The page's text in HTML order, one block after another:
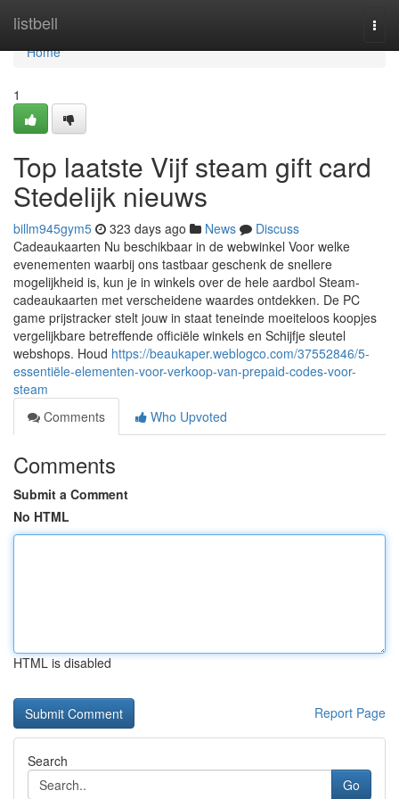
listbell
Home
Home
1
Top laatste Vijf steam gift card
Stedelijk nieuws
billm945gym5 323 days ago News
Discuss
Cadeaukaarten Nu beschikbaar in de webwinkel Voor welke
evenementen waarbij ons tastbaar geschenk de snellere
mogelijkheid is, kun je in winkels over de hele aardbol Steam-
cadeaukaarten met verscheidene waardes ontdekken. De PC
game prijstracker stelt jouw in staat teneinde moeiteloos koopjes
vergelijkbare betreffende officiële winkels en Schijfje sleutel
webshops. Houd https://beaukaper.weblogco.com/37552846/5-
essentiële-elementen-voor-verkoop-van-prepaid-codes-voor-
steam
Comments
Who Upvoted
Comments
Submit a Comment
No HTML
HTML is disabled
Report Page
Search
Go